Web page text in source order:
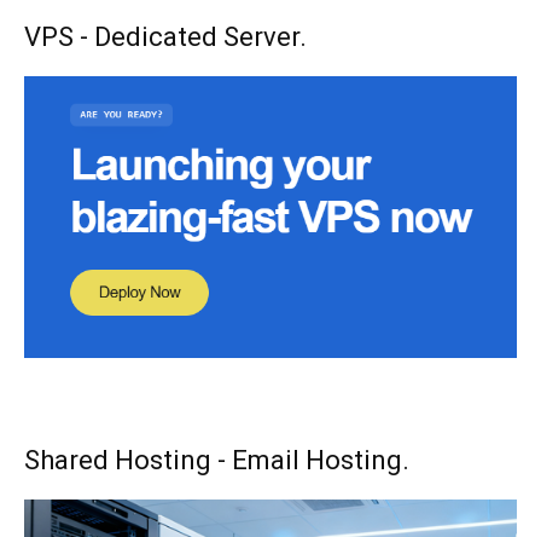
VPS - Dedicated Server.
Shared Hosting - Email Hosting.